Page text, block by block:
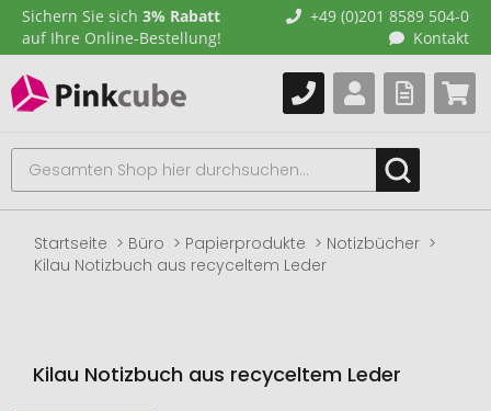
Sichern Sie sich 3% Rabatt
auf Ihre Online-Bestellung!
+49 (0)201 8589 504-0
Kontakt
Startseite Büro Papierprodukte
Notizbücher
Kilau Notizbuch aus recyceltem Leder
Kilau Notizbuch aus recyceltem Leder